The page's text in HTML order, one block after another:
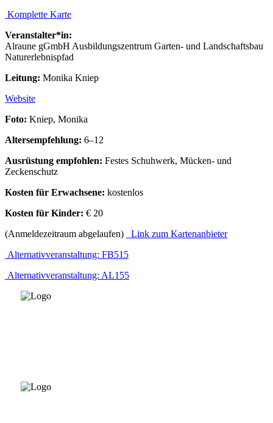
Komplette Karte
Veranstalter*in:
Alraune gGmbH Ausbildungszentrum Garten- und Landschaftsbau
Naturerlebnispfad
Leitung: Monika Kniep
Website
Foto: Kniep, Monika
Altersempfehlung: 6–12
Ausrüstung empfohlen: Festes Schuhwerk, Mücken- und
Zeckenschutz
Kosten für Erwachsene: kostenlos
Kosten für Kinder: € 20
(Anmeldezeitraum abgelaufen)
Link zum Kartenanbieter
Alternativveranstaltung: FB515
Alternativveranstaltung: AL155